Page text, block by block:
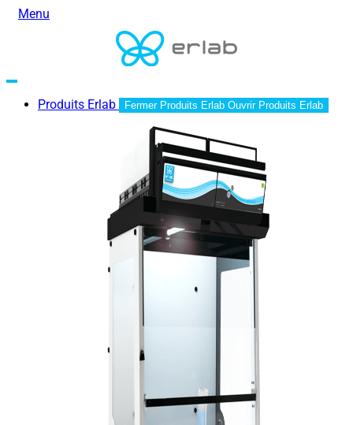
Menu
Produits Erlab Fermer Produits Erlab Ouvrir Produits Erlab